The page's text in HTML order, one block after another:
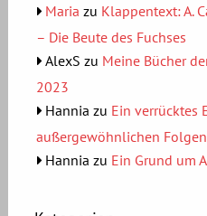
Maria zu Klappentext: A.
– Die Beute des Fuchses
AlexS zu Meine Bücher
2023
Hannia zu Ein verrücktes
außergewöhnlichen Folgen
Hannia zu Ein Grund um